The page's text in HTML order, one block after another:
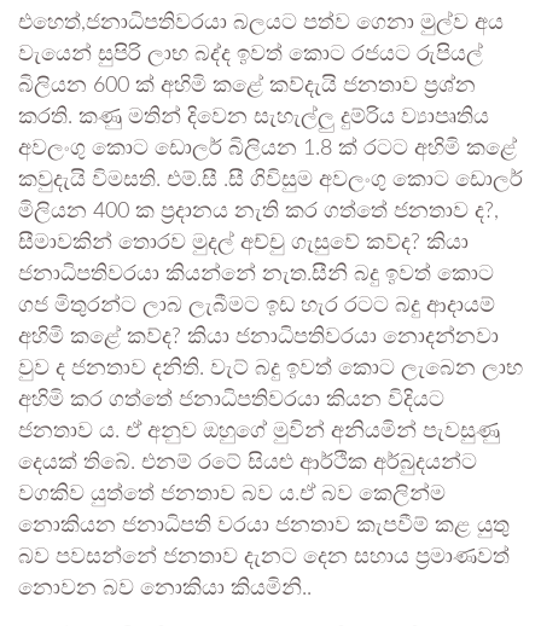
එහෙත්,ජනාධිපතිවරයා බලයට පත්ව ගෙනා මුල්ව අය
වැයෙන් සුපිරි ලාභ බද්ද ඉවත් කොට රජයට රුපියල්
බිලියන 600 ක් අහිමි කළේ කව්දැයි ජනතාව ප්‍රශ්න
කරති. කණු මතින් දිවෙන සැහැල්ලු දුම්රිය ව්‍යාපෘතිය
අවලංගු කොට ඩොලර් බිලියන 1.8 ක් රටට අහිමි කළේ
කවුදැයි විමසති. එම්.සී .සී ගිවිසුම අවලංගු කොට ඩොලර්
මිලියන 400 ක ප්‍රදානය නැති කර ගත්තේ ජනතාව ද?,
සීමාවකින් තොරව මුදල් අච්චු ගැසුවේ කව්ද? කියා
ජනාධිපතිවරයා කියන්නේ නැත.සීනි බදු ඉවත් කොට
ගජ මිතුරන්ට ලාබ ලැබීමට ඉඩ හැර රටට බදු ආදායම්
අහිමි කළේ කව්ද? කියා ජනාධිපතිවරයා නොදන්නවා
වුව ද ජනතාව දනිති. වැට් බදු ඉවත් කොට ලැබෙන ලාභ
අහිමි කර ගත්තේ ජනාධිපතිවරයා කියන විදියට
ජනතාව ය. ඒ අනුව ඔහුගේ මුවින් අනියමින් පැවසුණු
දෙයක් තිබේ. එනම් රටේ සියළු ආර්ථික අර්බුදයන්ට
වගකිව යුත්තේ ජනතාව බව ය.ඒ බව කෙලින්ම
නොකියන ජනාධිපති වරයා ජනතාව කැපවීම් කළ යුතු
බව පවසන්නේ ජනතාව දැනට දෙන සහාය ප්‍රමාණවත්
නොවන බව නොකියා කියමිනි..